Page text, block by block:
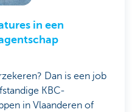
in een
Dan is een job
KBC-
in Vlaanderen of